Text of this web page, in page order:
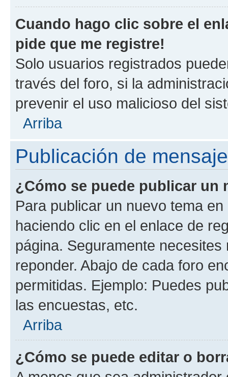
Cuando hago clic sobre el
pide que me registre!
Solo usuarios registrados
través del foro, si la
prevenir el uso malicioso del
Arriba
Publicación de
¿Cómo se puede publicar un
Para publicar un nuevo tema
haciendo clic en el enlace de
página. Seguramente
reponder. Abajo de cada foro
permitidas. Ejemplo: Puedes
las encuestas, etc.
Arriba
¿Cómo se puede editar o